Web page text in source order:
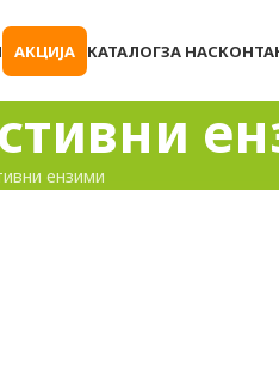
АКЦИЈА КАТАЛОГЗА НАС
ензими